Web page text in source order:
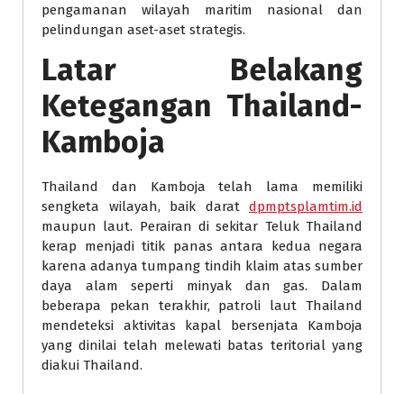
pengamanan wilayah maritim nasional dan
pelindungan aset-aset strategis.
Latar Belakang
Ketegangan Thailand-
Kamboja
Thailand dan Kamboja telah lama memiliki
sengketa wilayah, baik darat dpmptsplamtim.id
maupun laut. Perairan di sekitar Teluk Thailand
kerap menjadi titik panas antara kedua negara
karena adanya tumpang tindih klaim atas sumber
daya alam seperti minyak dan gas. Dalam
beberapa pekan terakhir, patroli laut Thailand
mendeteksi aktivitas kapal bersenjata Kamboja
yang dinilai telah melewati batas teritorial yang
diakui Thailand.